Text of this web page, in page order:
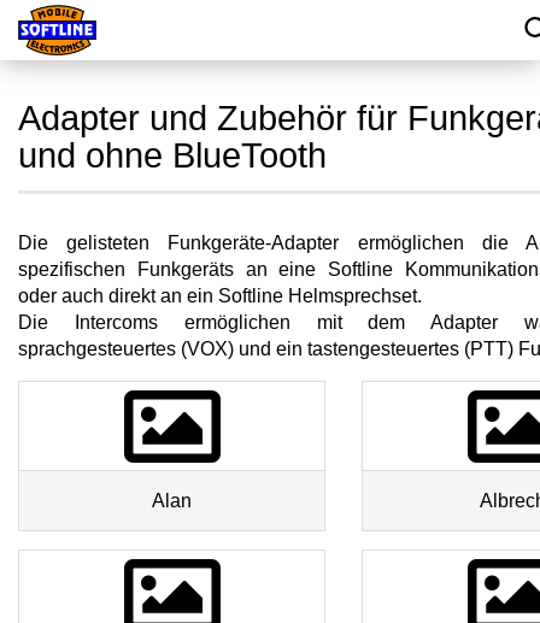
Adapter und Zubehör für
und ohne BlueTooth
Die gelisteten Funkgeräte-Adapter ermöglichen die
spezifischen Funkgeräts an eine Softline
oder auch direkt an ein Softline Helmsprechset.
Die Intercoms ermöglichen mit dem Adapter
sprachgesteuertes (VOX) und ein tastengesteuertes (PTT)
Alan